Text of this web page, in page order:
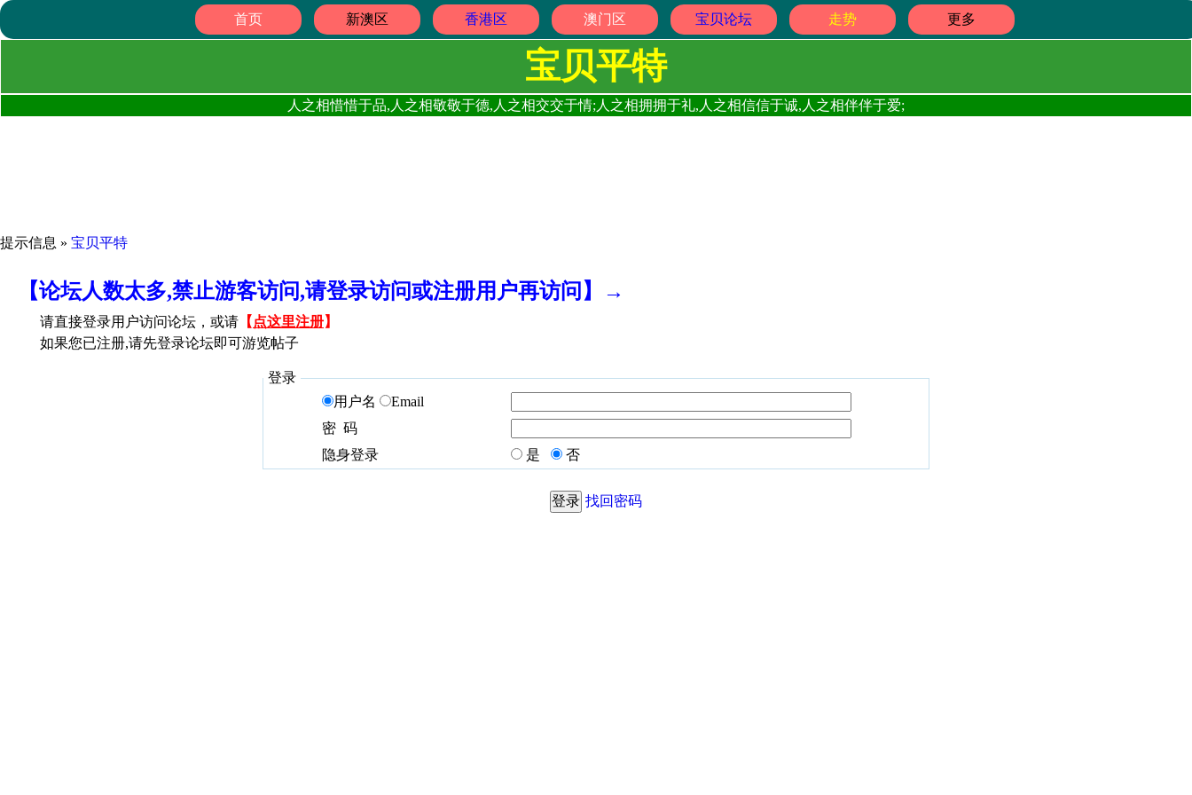
首页 新澳区 香港区 澳门区 宝贝论坛 走势 更多
宝贝平特
人之相惜惜于品,人之相敬敬于德,人之相交交于情;人之相拥拥于礼,人之相信信于诚,人之相伴伴于爱;
提示信息 » 宝贝平特
【论坛人数太多,禁止游客访问,请登录访问或注册用户再访问】→
请直接登录用户访问论坛，或请 【 点这里注册】
如果您已注册,请先登录论坛即可游览帖子
登录
用户名
Email
密 码
隐身登录
是 否
找回密码